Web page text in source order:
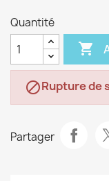
Quantité

Rupture de
Partager